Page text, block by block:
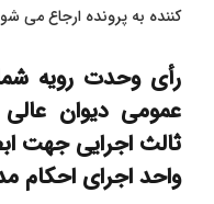
کننده به پرونده ارجاع می
عمومی دیوان
ثالث اجرایی جهت
واحد اجرای احکام